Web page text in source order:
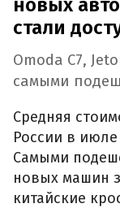
новых
стали
Omoda C7,
самыми
Средняя
России в июле
Самыми
новых машин
китайские